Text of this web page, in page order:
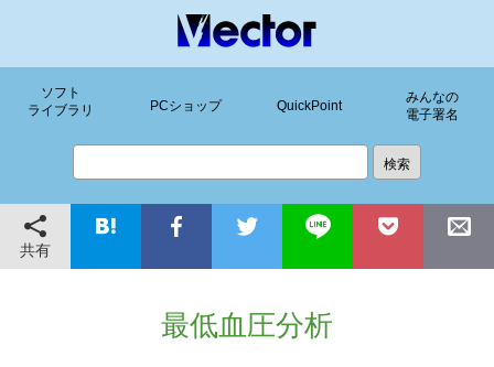
ソフト
ライブラリ
PCショップ QuickPoint
みんなの
電子署名
共有
最低血圧分析